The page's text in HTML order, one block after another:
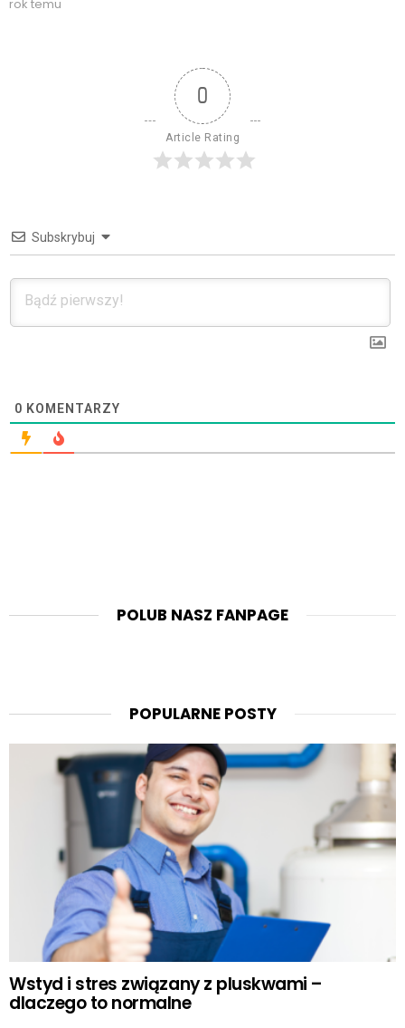
rok temu
0
Article Rating
Subskrybuj
0 KOMENTARZY
POLUB NASZ FANPAGE
POPULARNE POSTY
Wstyd i stres związany z pluskwami –
dlaczego to normalne